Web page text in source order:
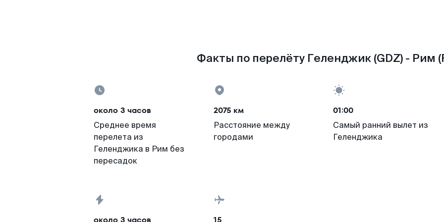
Факты по перелёту Геленджик (GDZ) - Рим
около 3 часов
Среднее время
перелета из
Геленджика в Рим без
пересадок
2075 км
Расстояние между
городами
01:00
Самый ранний вылет из
Геленджика